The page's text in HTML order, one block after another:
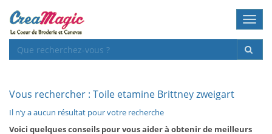
Vous rechercher : Toile etamine Brittney zweigart
Il n’y a aucun résultat pour votre recherche
Voici quelques conseils pour vous aider à obtenir de meilleurs